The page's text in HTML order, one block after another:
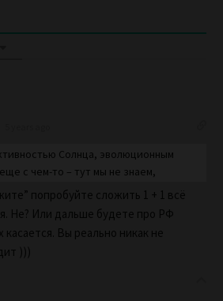
Солнца, эволюционным
с чем-то – тут мы не знаем,
попробуйте сложить 1 + 1 всё
Не? Или дальше будете про РФ
касается. Вы реально никак не
)))